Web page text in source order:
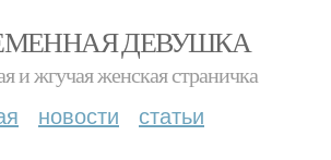
ДЕВУШКА
и жгучая женская страничка
новости статьи